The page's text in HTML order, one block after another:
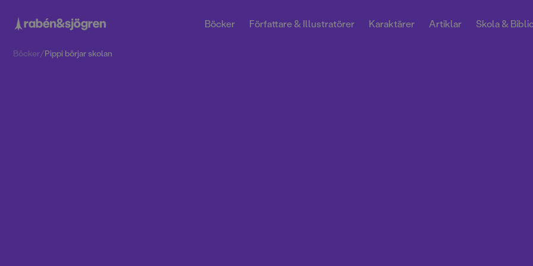
Böcker Författare & Illustratörer Karaktärer Artiklar Skola &
Böcker/Pippi börjar skolan